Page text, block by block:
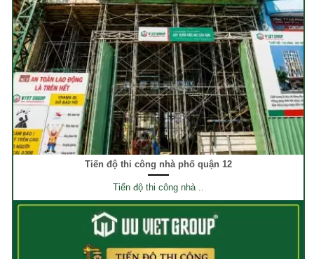
Tiến độ thi công nhà phố quận 12
Tiến độ thi công nhà ..